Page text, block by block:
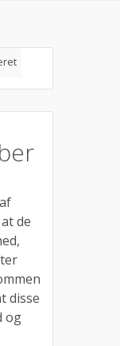
de
disse
og